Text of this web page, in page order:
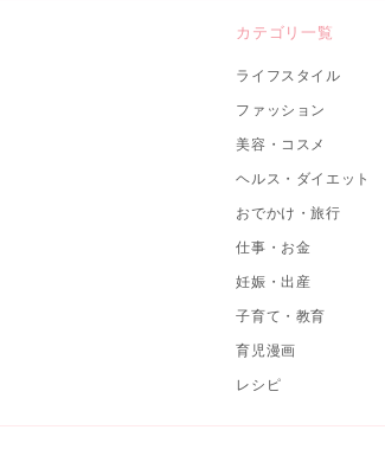
カテゴリ一覧
ライフスタイル
ファッション
美容・コスメ
ヘルス・ダイエット
おでかけ・旅行
仕事・お金
妊娠・出産
子育て・教育
育児漫画
レシピ